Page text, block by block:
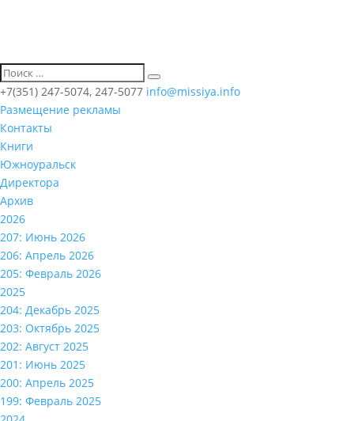
+7(351) 247-5074, 247-5077 info@missiya.info
Размещение рекламы
Контакты
Книги
Южноуральск
Директора
Архив
2026
207: Июнь 2026
206: Апрель 2026
205: Февраль 2026
2025
204: Декабрь 2025
203: Октябрь 2025
202: Август 2025
201: Июнь 2025
200: Апрель 2025
199: Февраль 2025